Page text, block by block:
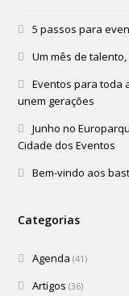
5 passos para
Um mês de
Eventos para toda
unem gerações
Junho no
Cidade dos Eventos
Bem-vindo aos
Categorias
Agenda (41)
Artigos (36)